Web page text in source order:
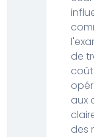
de
aux
des